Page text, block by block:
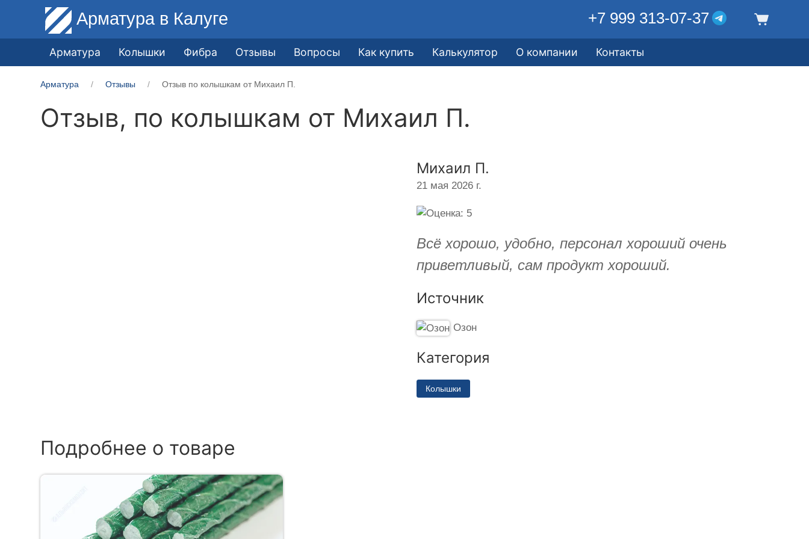
Арматура в Калуге +7 999 313-07-37
Арматура Колышки Фибра Отзывы Вопросы Как купить Калькулятор О компании Контакты
Арматура Отзывы Отзыв по колышкам от Михаил П.
Отзыв, по колышкам от Михаил П.
Михаил П.
21 мая 2026 г.
Всё хорошо, удобно, персонал хороший очень
приветливый, сам продукт хороший.
Источник
Озон
Категория
Колышки
Подробнее о товаре